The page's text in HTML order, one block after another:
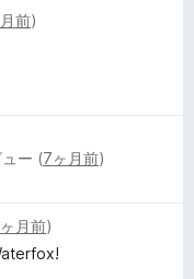
前)
ー (7ヶ月前)
月前)